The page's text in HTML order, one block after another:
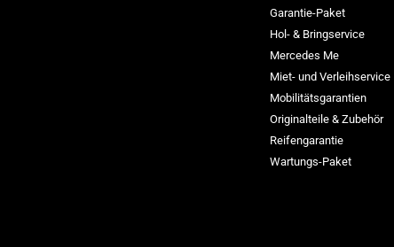
Garantie-Paket
Hol- & Bringservice
Mercedes Me
Miet- und Verleihservice
Mobilitätsgarantien
Originalteile & Zubehör
Reifengarantie
Wartungs-Paket